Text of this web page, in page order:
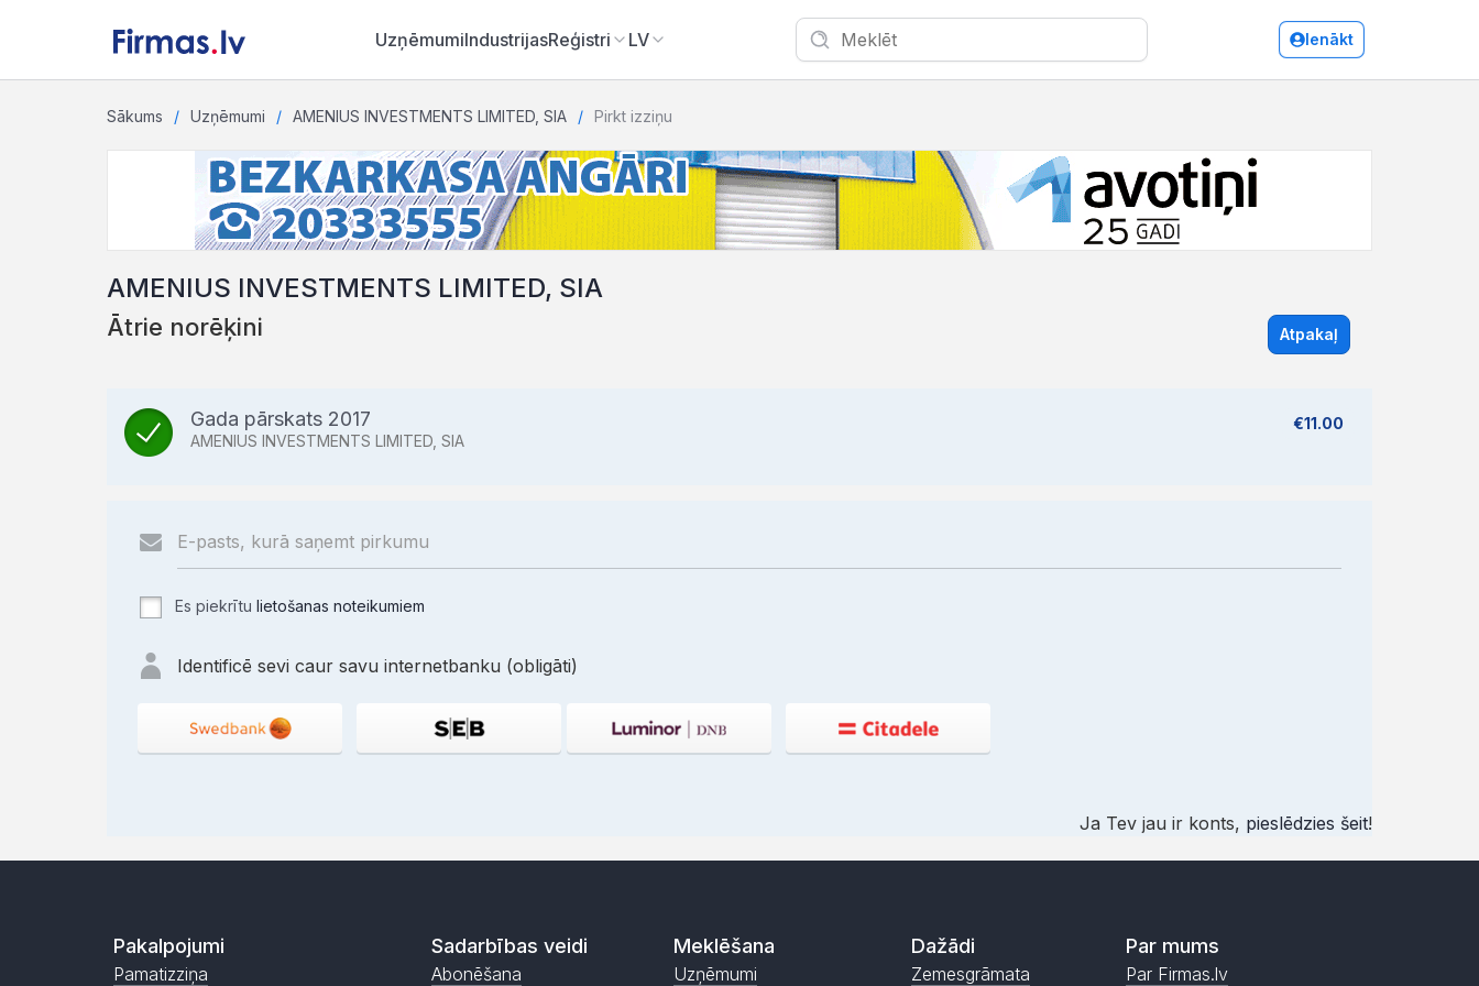
UzņēmumiIndustrijasReģistri LV Ienākt
Sākums Uzņēmumi AMENIUS INVESTMENTS LIMITED, SIA Pirkt izziņu
AMENIUS INVESTMENTS LIMITED, SIA
Ātrie norēķini Atpakaļ
Gada pārskats 2017
AMENIUS INVESTMENTS LIMITED, SIA
€11.00
Es piekrītu lietošanas noteikumiem
Identificē sevi caur savu internetbanku (obligāti)
Ja Tev jau ir konts, pieslēdzies šeit!
Pakalpojumi
Pamatizziņa
Sadarbības veidi
Abonēšana
Meklēšana
Uzņēmumi
Dažādi
Zemesgrāmata
Par mums
Par Firmas.lv